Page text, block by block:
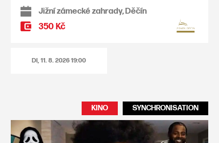
Jižní zámecké zahrady, Děčín
350 Kč
DI, 11. 8. 202619:00
KINO SYNCHRONISATION